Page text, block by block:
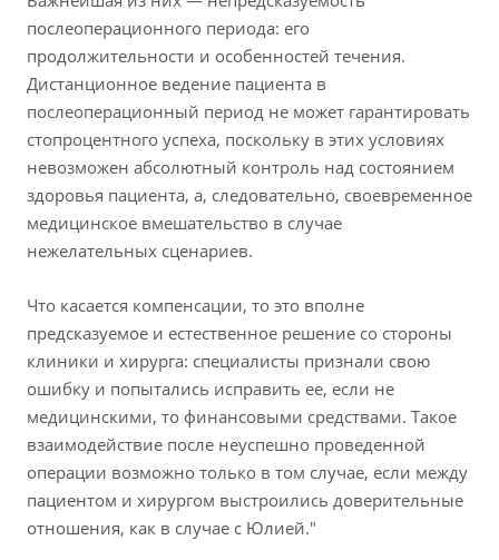
послеоперационного периода: его
продолжительности и особенностей течения.
Дистанционное ведение пациента в
послеоперационный период не может гарантировать
стопроцентного успеха, поскольку в этих условиях
невозможен абсолютный контроль над состоянием
здоровья пациента, а, следовательно, своевременное
медицинское вмешательство в случае
нежелательных сценариев.
​Что касается компенсации, то это вполне
предсказуемое и естественное решение со стороны
клиники и хирурга: специалисты признали свою
ошибку и попытались исправить ее, если не
медицинскими, то финансовыми средствами. Такое
взаимодействие после неуспешно проведенной
операции возможно только в том случае, если между
пациентом и хирургом выстроились доверительные
отношения, как в случае с Юлией."